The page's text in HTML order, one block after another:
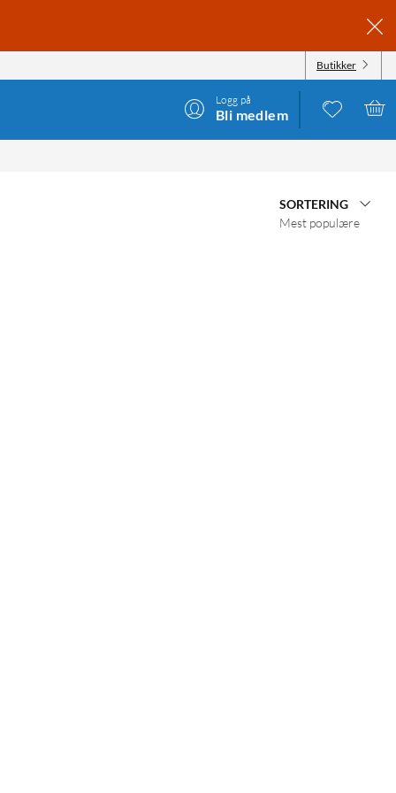
Butikker
Logg på
Bli medlem
SORTERING
Mest populære